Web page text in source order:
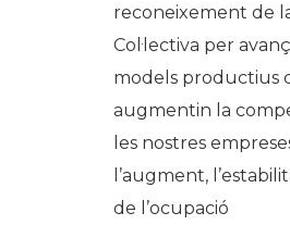
reconeixement de
Col·lectiva per
models productius
augmentin la
les nostres
l’augment,
de l’ocupació